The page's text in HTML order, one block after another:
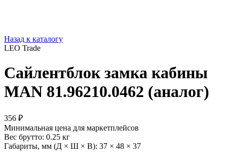
Назад к каталогу
LEO Trade
Сайлентблок замка кабины
MAN 81.96210.0462 (аналог)
356 ₽
Минимальная цена для маркетплейсов
Вес брутто: 0.25 кг
Габариты, мм (Д × Ш × В): 37 × 48 × 37